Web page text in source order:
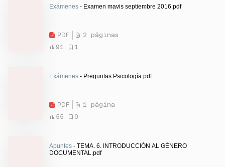
Exámenes - Examen mavis septiembre 2016.pdf
PDF
2 páginas
91
1
Exámenes - Preguntas Psicología.pdf
PDF
1 página
55
0
Apuntes - TEMA. 6. INTRODUCCIÓN AL GÉNERO
DOCUMENTAL.pdf